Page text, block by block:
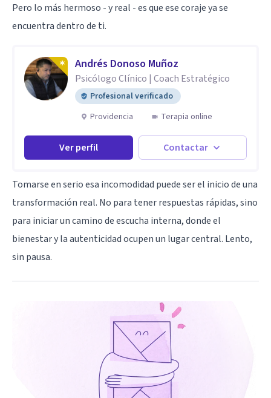
Pero lo más hermoso - y real - es que ese coraje ya se
encuentra dentro de ti.
Andrés Donoso Muñoz
Psicólogo Clínico | Coach Estratégico
Profesional verificado
Providencia
Terapia online
Ver perfil Contactar
Tomarse en serio esa incomodidad puede ser el inicio de una
transformación real. No para tener respuestas rápidas, sino
para iniciar un camino de escucha interna, donde el
bienestar y la autenticidad ocupen un lugar central. Lento,
sin pausa.